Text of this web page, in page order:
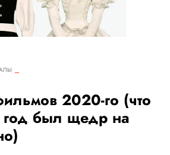
2020-го (что
год был щедр на